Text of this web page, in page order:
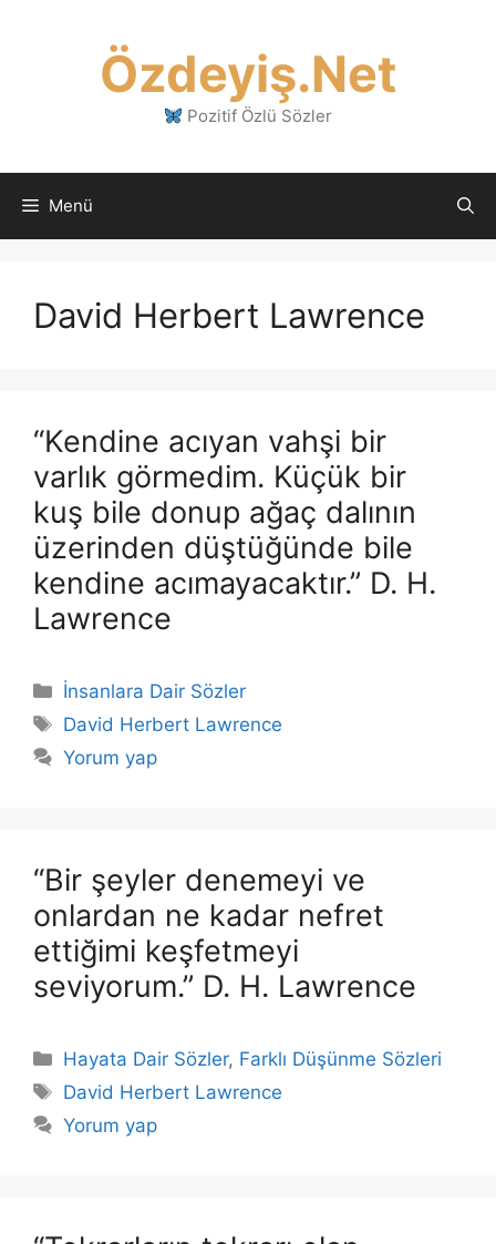
Özdeyiş.Net
Pozitif Özlü Sözler
Menü
David Herbert Lawrence
“Kendine acıyan vahşi bir
varlık görmedim. Küçük bir
kuş bile donup ağaç dalının
üzerinden düştüğünde bile
kendine acımayacaktır.” D. H.
Lawrence
Kategoriler
İnsanlara Dair Sözler
Etiketler
David Herbert Lawrence
Yorum yap
“Bir şeyler denemeyi ve
onlardan ne kadar nefret
ettiğimi keşfetmeyi
seviyorum.” D. H. Lawrence
Kategoriler
Hayata Dair Sözler, Farklı Düşünme Sözleri
Etiketler
David Herbert Lawrence
Yorum yap